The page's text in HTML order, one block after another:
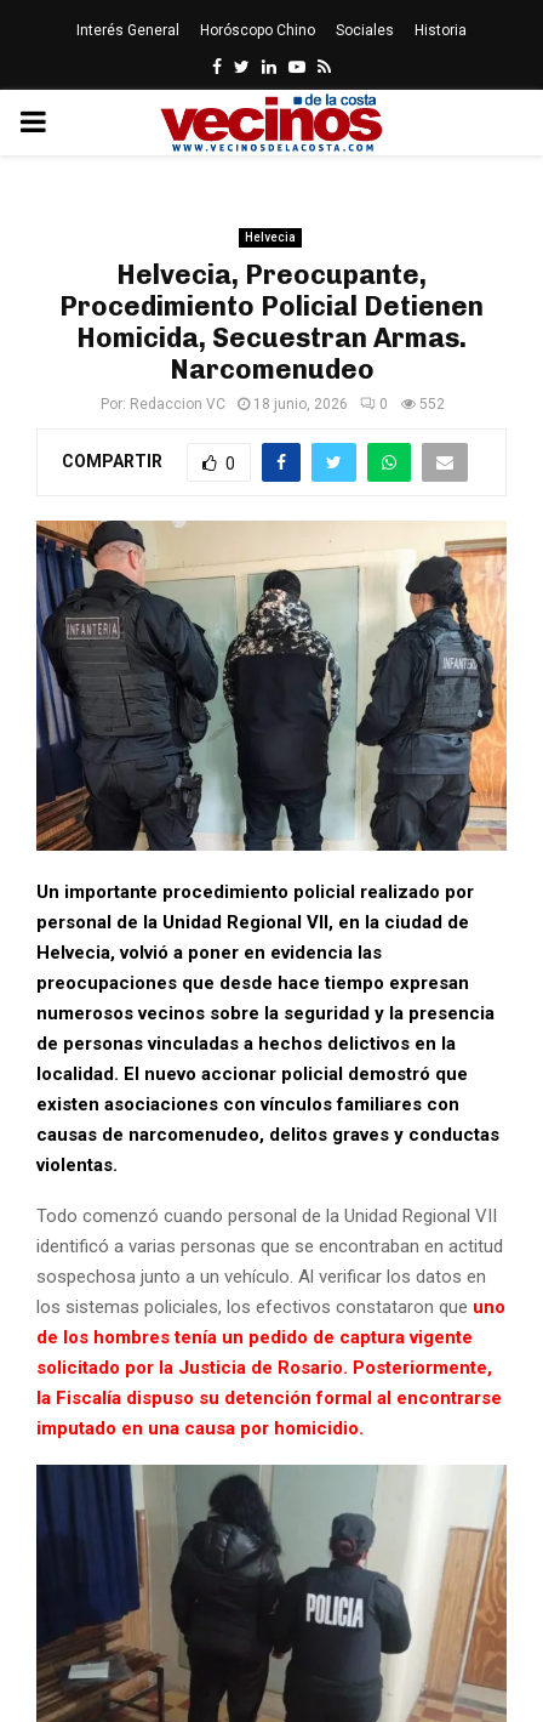
Interés General Horóscopo Chino Sociales Historia
Facebook
Twitter
LinkedinYoutube
Rss
PRIMARY
Helvecia
Helvecia, Preocupante,
Procedimiento Policial Detienen
Homicida, Secuestran Armas.
Narcomenudeo
Por: Redaccion VC 18 junio, 2026 0 552
COMPARTIR 0
Un importante procedimiento policial realizado por
personal de la Unidad Regional VII, en la ciudad de
Helvecia, volvió a poner en evidencia las
preocupaciones que desde hace tiempo expresan
numerosos vecinos sobre la seguridad y la presencia
de personas vinculadas a hechos delictivos en la
localidad. El nuevo accionar policial demostró que
existen asociaciones con vínculos familiares con
causas de narcomenudeo, delitos graves y conductas
violentas.
Todo comenzó cuando personal de la Unidad Regional VII
identificó a varias personas que se encontraban en actitud
sospechosa junto a un vehículo. Al verificar los datos en
los sistemas policiales, los efectivos constataron que uno
de los hombres tenía un pedido de captura vigente
solicitado por la Justicia de Rosario. Posteriormente,
la Fiscalía dispuso su detención formal al encontrarse
imputado en una causa por homicidio.